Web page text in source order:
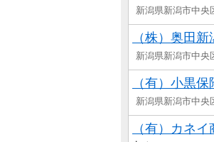
新潟県新潟市中
（株）奥田新
新潟県新潟市中
（有）小黒
新潟県新潟市中
（有）カネイ